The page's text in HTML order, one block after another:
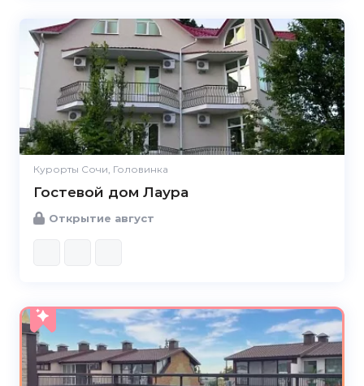
Курорты Сочи, Головинка
Гостевой дом Лаура
Открытие август
5.0